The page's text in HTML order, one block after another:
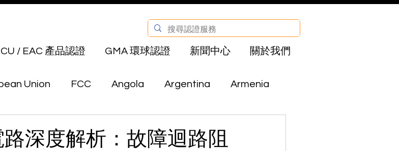
/ EAC 產品認證 GMA 環球認證 新聞中心 關於我們
Union FCC Angola Argentina Armenia
深度解析：故障迴路阻